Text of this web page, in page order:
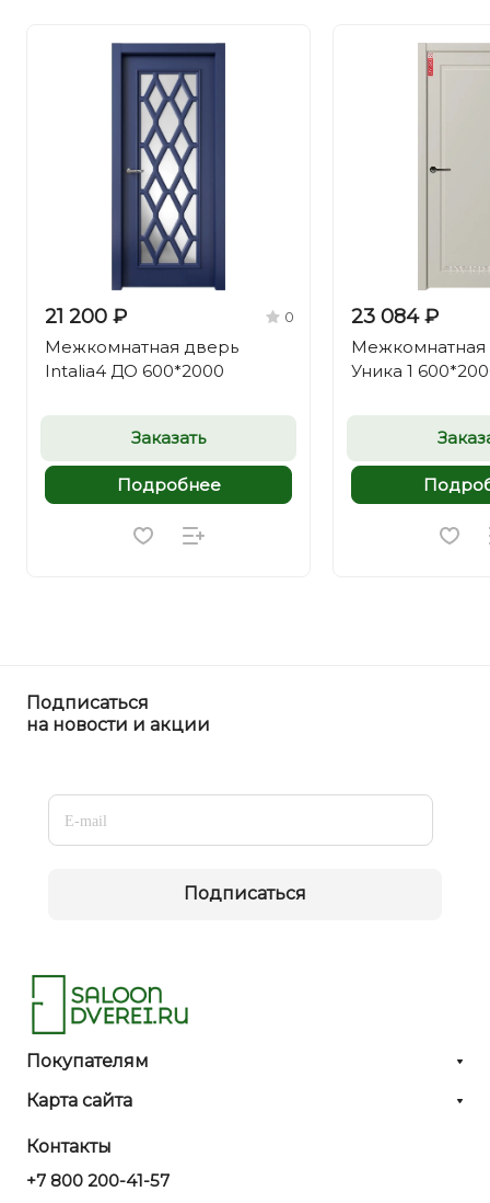
21 200 ₽ 0
Межкомнатная дверь
Intalia4 ДО 600*2000
Заказать
Подробнее
23 084 ₽
Межкомнатная
Уника 1
Подписаться
на новости и акции
Подписаться
Покупателям
Карта сайта
Контакты
+7 800 200-41-57